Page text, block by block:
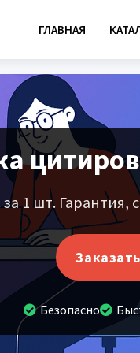
ГЛАВНАЯ
за 1 шт.
Безопасно